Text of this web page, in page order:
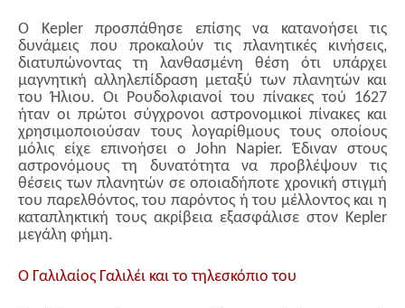
Ο Kepler προσπάθησε επίσης να κατανοήσει τις
δυνάμεις που προκαλούν τις πλανητικές κινήσεις,
διατυπώνοντας τη λανθασμένη θέση ότι υπάρχει
μαγνητική αλληλεπίδραση μεταξύ των πλανητών και
του Ήλιου. Οι Ρουδολφιανοί του πίνακες τού 1627
ήταν οι πρώτοι σύγχρονοι αστρονομικοί πίνακες και
χρησιμοποιούσαν τους λογαρίθμους τους οποίους
μόλις είχε επινοήσει ο John Napier. Έδιναν στους
αστρονόμους τη δυνατότητα να προβλέψουν τις
θέσεις των πλανητών σε οποιαδήποτε χρονική στιγμή
του παρελθόντος, του παρόντος ή του μέλλοντος και η
καταπληκτική τους ακρίβεια εξασφάλισε στον Kepler
μεγάλη φήμη.
Ο Γαλιλαίος Γαλιλέι και το τηλεσκόπιο του